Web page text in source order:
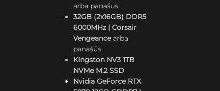
arba panašus
32GB (2x16GB) DDR5
6000MHz | Corsair
Vengeancearba
panašūs
Kingston NV3 1TB
NVMe M.2 SSD
Nvidia GeForce RTX